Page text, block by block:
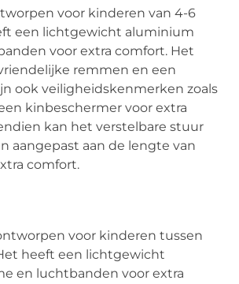
voor kinderen van 4-6
een lichtgewicht aluminium
voor extra comfort. Het
remmen en een
ook veiligheidskenmerken zoals
kinbeschermer voor extra
kan het verstelbare stuur
aangepast aan de lengte van
comfort.
voor kinderen tussen
heeft een lichtgewicht
en luchtbanden voor extra